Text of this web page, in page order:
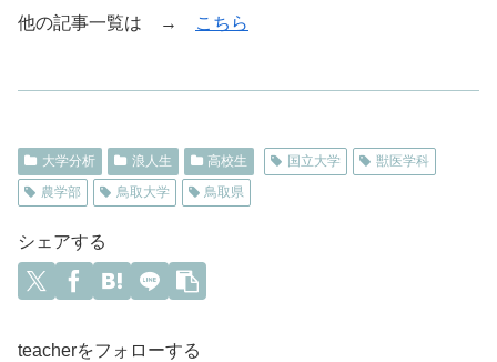
他の記事一覧は → こちら
大学分析 浪人生 高校生 国立大学
獣医学科
農学部
鳥取大学 鳥取県
シェアする
teacherをフォローする